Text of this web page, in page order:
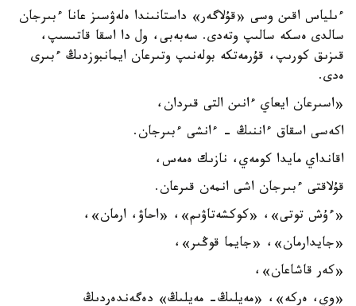
ءىلياس اقىن وسى «قۇلاگەر» داستانىندا ەلەۋسىز عانا ءبىرجان
سالدى ەسكە سالىپ وتەدى. سەبەبى، ول دا اسقا قاتىسىپ،
قىزىق كورىپ، قۇرمەتكە بولەنىپ وتىرعان ايمانبوزدىڭ ءبىرى
ەدى.
«اسىرعان ايعاي ءانىن التى قىردان،
اكەسى اسقاق ءاننىڭ - ءانشى ءبىرجان.
اقانداي مايدا كومەي، نازىك ەمەس،
قۇلاقتى ءبىرجان اشى انمەن قىرعان.
«ءۇش توتى»، «كوكشەتاۋىم»، «احاۋ، ارمان»،
«جايدارمان»، «جايما قوڭىر»،
«كەر قاشاعان»،
«وي، ەركە»، «مەيلىڭ- مەيلىڭ» دەگەندەردىڭ